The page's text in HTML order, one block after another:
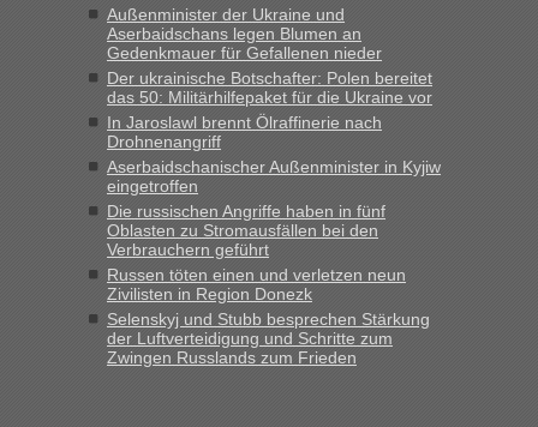
Außenminister der Ukraine und
Aserbaidschans legen Blumen an
Gedenkmauer für Gefallenen nieder
Der ukrainische Botschafter: Polen bereitet
das 50: Militärhilfepaket für die Ukraine vor
In Jaroslawl brennt Ölraffinerie nach
Drohnenangriff
Aserbaidschanischer Außenminister in Kyjiw
eingetroffen
Die russischen Angriffe haben in fünf
Oblasten zu Stromausfällen bei den
Verbrauchern geführt
Russen töten einen und verletzen neun
Zivilisten in Region Donezk
Selenskyj und Stubb besprechen Stärkung
der Luftverteidigung und Schritte zum
Zwingen Russlands zum Frieden